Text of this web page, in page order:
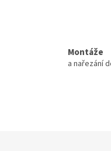
Montáže
a nařezání